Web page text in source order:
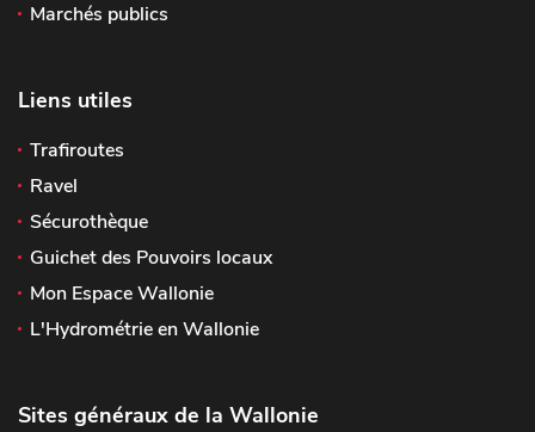
Marchés publics
Liens utiles
Trafiroutes
Ravel
Sécurothèque
Guichet des Pouvoirs locaux
Mon Espace Wallonie
L'Hydrométrie en Wallonie
Sites généraux de la Wallonie